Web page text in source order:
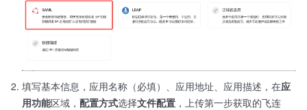
填写基本信息，应用名称（必填）、应用地址、应用描述，在应
用功能区域， 配置方式选择文件配置 ，上传第一步获取的飞连